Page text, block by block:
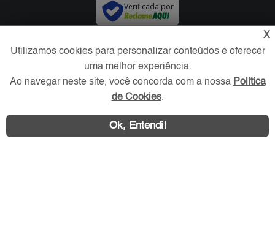
Verificada por
Redes Sociais
X
Utilizamos cookies para personalizar conteúdos e oferecer
uma melhor experiência.
Ao navegar neste site, você concorda com a nossa Política
de Cookies.
Ok, Entendi!